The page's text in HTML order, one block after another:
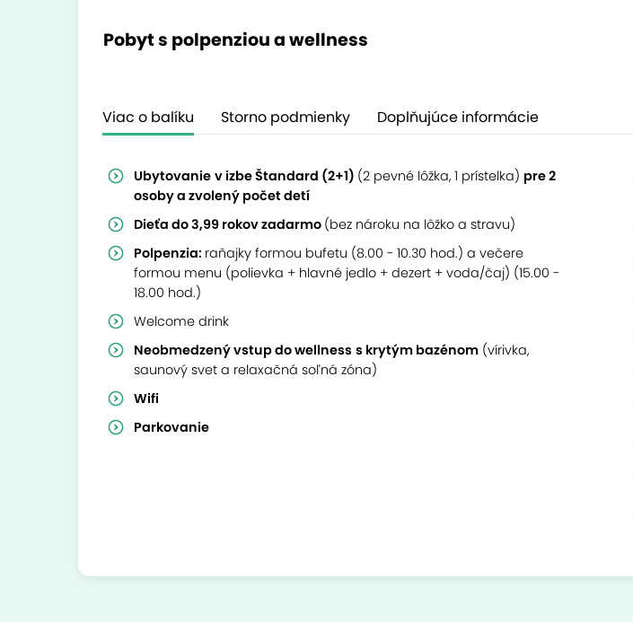
Pobyt s polpenziou a wellness
Viac o balíku Storno podmienky Doplňujúce informácie
Ubytovanie v izbe Štandard (2+1) (2 pevné lôžka, 1 prístelka) pre 2
osoby a zvolený počet detí
Dieťa do 3,99 rokov zadarmo (bez nároku na lôžko a stravu)
Polpenzia: raňajky formou bufetu (8.00 - 10.30 hod.) a večere
formou menu (polievka + hlavné jedlo + dezert + voda/čaj) (15.00 -
18.00 hod.)
Welcome drink
Neobmedzený vstup do wellness s krytým bazénom (vírivka,
saunový svet a relaxačná soľná zóna)
Wifi
Parkovanie